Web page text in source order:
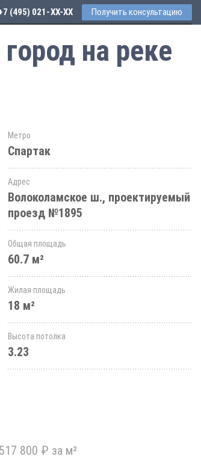
(495) 021-41-76 Получить консультацию
на реке
Метро
Спартак
Адрес
Волоколамское ш., проектируемый
проезд №1895
Общая площадь
60.7 м²
Жилая площадь
18 м²
Высота потолка
3.23
517 800 ₽ за м²